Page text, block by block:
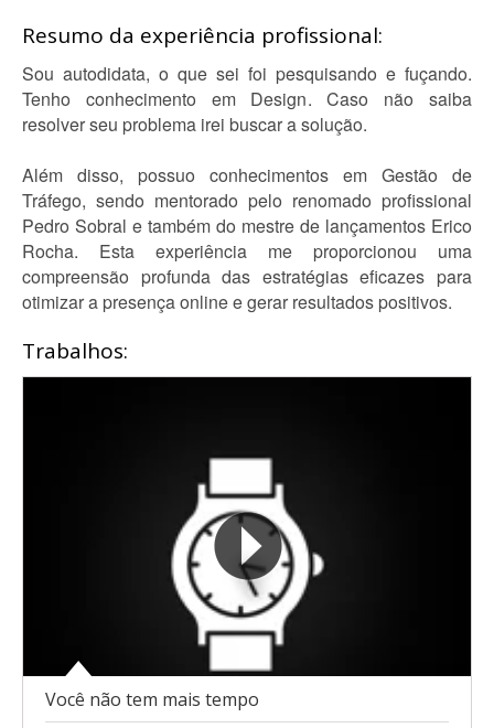
Resumo da experiência profissional:
Sou autodidata, o que sei foi pesquisando e fuçando.
Tenho conhecimento em Design. Caso não saiba
resolver seu problema irei buscar a solução.
Além disso, possuo conhecimentos em Gestão de
Tráfego, sendo mentorado pelo renomado profissional
Pedro Sobral e também do mestre de lançamentos Erico
Rocha. Esta experiência me proporcionou uma
compreensão profunda das estratégias eficazes para
otimizar a presença online e gerar resultados positivos.
Trabalhos:
Você não tem mais tempo